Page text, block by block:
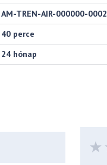
AM-TREN-AIR-000000-0002
40 perce
24 hónap